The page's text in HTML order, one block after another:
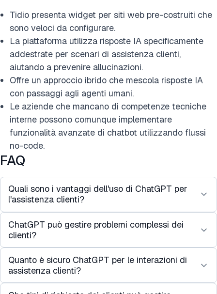
Tidio presenta widget per siti web pre-costruiti che
sono veloci da configurare.
La piattaforma utilizza risposte IA specificamente
addestrate per scenari di assistenza clienti,
aiutando a prevenire allucinazioni.
Offre un approccio ibrido che mescola risposte IA
con passaggi agli agenti umani.
Le aziende che mancano di competenze tecniche
interne possono comunque implementare
funzionalità avanzate di chatbot utilizzando flussi
no-code.
FAQ
Quali sono i vantaggi dell'uso di ChatGPT per
l'assistenza clienti?
L'uso di ChatGPT nell'assistenza clienti offre
diversi vantaggi, come:
immediate alle richieste dei clienti in qualsiasi
soddisfazione del cliente.
ChatGPT può gestire problemi complessi dei
clienti?
Sebbene ChatGPT per l'assistenza clienti
eccellano nel rispondere a domande comuni e
Quanto è sicuro ChatGPT per le interazioni di
assistenza clienti?